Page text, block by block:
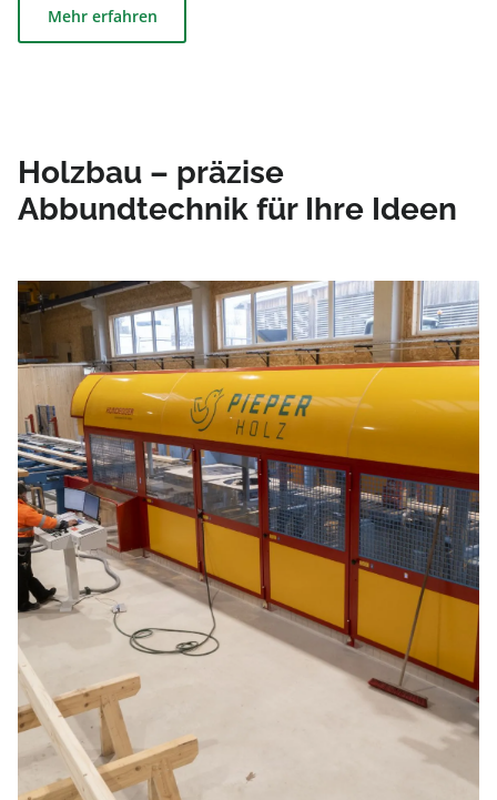
Mehr erfahren
Holzbau – präzise
Abbundtechnik für Ihre Ideen